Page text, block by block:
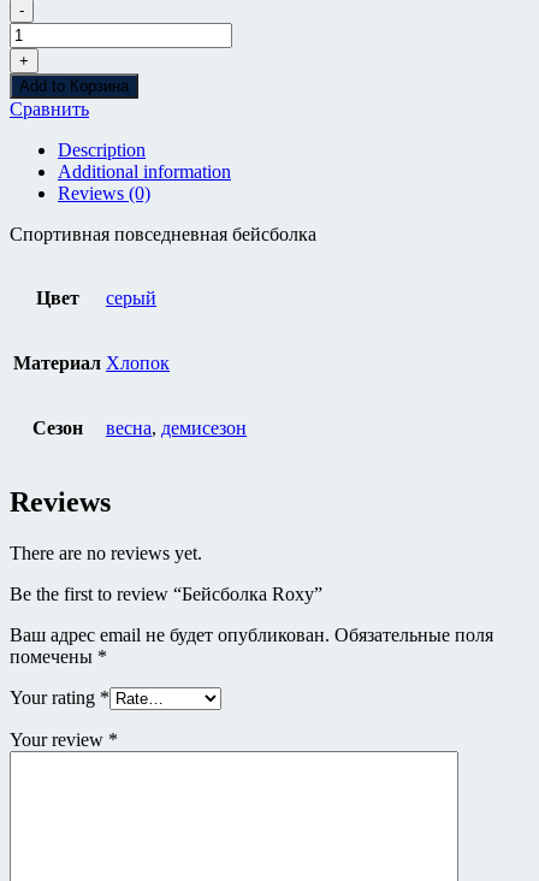
-
Бейсболка
Roxy
Количество
+
Add to Корзина
Сравнить
Description
Additional information
Reviews (0)
Спортивная повседневная бейсболка
Цвет серый
Материал Хлопок
Сезон весна, демисезон
Reviews
There are no reviews yet.
Be the first to review “Бейсболка Roxy”
Ваш адрес email не будет опубликован. Обязательные поля
помечены *
Your rating *
Your review *